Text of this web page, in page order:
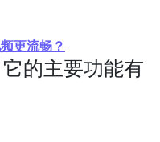
更流畅？
它的主要功能有